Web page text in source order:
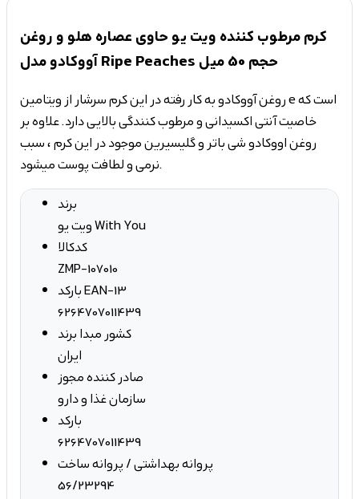
کرم مرطوب کننده ویت یو حاوی عصاره هلو و روغن
آووکادو مدل Ripe Peaches حجم 50 میل
روغن آووکادو به کار رفته در این کرم سرشار از ویتامین e است که
خاصیت آنتی اکسیدانی و مرطوب کنندگی بالایی دارد. علاوه بر
روغن اووکادو شی باتر و گلیسیرین موجود در این کرم ، سبب
نرمی و لطافت پوست میشود.
برند
ویت یو With You
کدکالا
ZMP-107010
بارکد EAN-13
6264707011439
کشور مبدا برند
ایران
صادر کننده مجوز
سازمان غذا و دارو
بارکد
6264707011439
پروانه بهداشتی / پروانه ساخت
56/23294